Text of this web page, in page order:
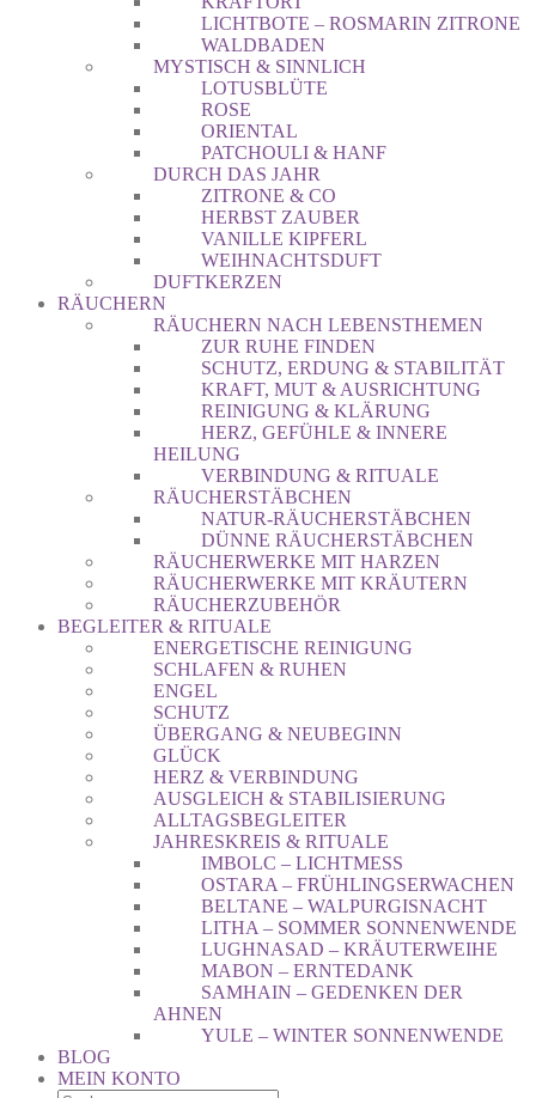
LICHTBOTE – ROSMARIN ZITRONE
WALDBADEN
MYSTISCH & SINNLICH
LOTUSBLÜTE
ROSE
ORIENTAL
PATCHOULI & HANF
DURCH DAS JAHR
ZITRONE & CO
HERBST ZAUBER
VANILLE KIPFERL
WEIHNACHTSDUFT
DUFTKERZEN
RÄUCHERN
RÄUCHERN NACH LEBENSTHEMEN
ZUR RUHE FINDEN
SCHUTZ, ERDUNG & STABILITÄT
KRAFT, MUT & AUSRICHTUNG
REINIGUNG & KLÄRUNG
HERZ, GEFÜHLE & INNERE
HEILUNG
VERBINDUNG & RITUALE
RÄUCHERSTÄBCHEN
NATUR-RÄUCHERSTÄBCHEN
DÜNNE RÄUCHERSTÄBCHEN
RÄUCHERWERKE MIT HARZEN
RÄUCHERWERKE MIT KRÄUTERN
RÄUCHERZUBEHÖR
BEGLEITER & RITUALE
ENERGETISCHE REINIGUNG
SCHLAFEN & RUHEN
ENGEL
SCHUTZ
ÜBERGANG & NEUBEGINN
GLÜCK
HERZ & VERBINDUNG
AUSGLEICH & STABILISIERUNG
ALLTAGSBEGLEITER
JAHRESKREIS & RITUALE
IMBOLC – LICHTMESS
OSTARA – FRÜHLINGSERWACHEN
BELTANE – WALPURGISNACHT
LITHA – SOMMER SONNENWENDE
LUGHNASAD – KRÄUTERWEIHE
MABON – ERNTEDANK
SAMHAIN – GEDENKEN DER
AHNEN
YULE – WINTER SONNENWENDE
BLOG
MEIN KONTO